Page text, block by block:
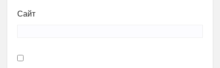
Сайт